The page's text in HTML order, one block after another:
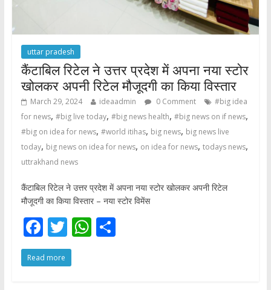
uttar pradesh
कैंटाबिल रिटेल ने उत्तर प्रदेश में अपना नया स्टोर
खोलकर अपनी रिटेल मौजूदगी का किया विस्तार
March 29, 2024 ideaadmin 0 Comment
#big idea
for news, #big live today, #big news health, #big news on if news,
#big on idea for news, #world itihas, big news, big news live
today, big news on idea for news, on idea for news, todays news,
uttrakhand news
कैंटाबिल रिटेल ने उत्तर प्रदेश में अपना नया स्टोर खोलकर अपनी रिटेल
मौजूदगी का किया विस्तार – नया स्टोर विमेंस
F
ac
e
T
w
itt
W S
Read more